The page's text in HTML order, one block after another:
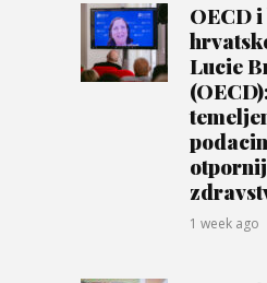
OECD
Lucie
1 week ago